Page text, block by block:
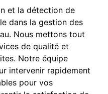
et la détection de
dans la gestion des
Nous mettons tout
de qualité et
Notre équipe
intervenir rapidement
pour vos